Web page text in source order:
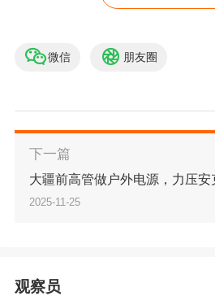
美金/月2.本地客服代理服务
进口代理费：按销售额的
千万韩元:3%1千万～1亿韩
*不同服务商收费标准与可提
韩国
申
微信 朋友圈
下一篇
大疆前高管做户外电源，力压安
2025-11-25
观察员